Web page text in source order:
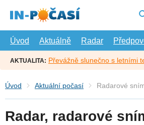
hlavní
Úvod
Aktuálně Radar
AKTUALITA: Převážně slunečno s letními
Úvod Aktuální počasí Radarové
Radar, radarové